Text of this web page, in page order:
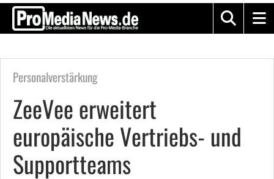
Personalverstärkung
ZeeVee erweitert
europäische Vertriebs- und
Supportteams